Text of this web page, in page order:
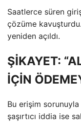
Saatlerce süren
çözüme
yeniden açıldı.
ŞİKAYET:
İÇİN
Bu erişim
şaşırtıcı iddia ise